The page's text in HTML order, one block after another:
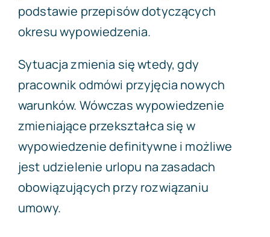
podstawie przepisów dotyczących
okresu wypowiedzenia.
Sytuacja zmienia się wtedy, gdy
pracownik odmówi przyjęcia nowych
warunków. Wówczas wypowiedzenie
zmieniające przekształca się w
wypowiedzenie definitywne i możliwe
jest udzielenie urlopu na zasadach
obowiązujących przy rozwiązaniu
umowy.